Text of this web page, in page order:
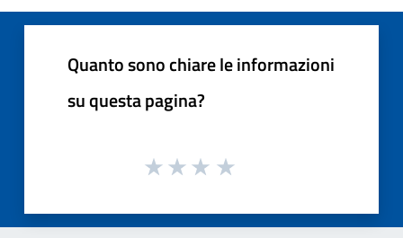
Quanto sono chiare le informazioni
su questa pagina?